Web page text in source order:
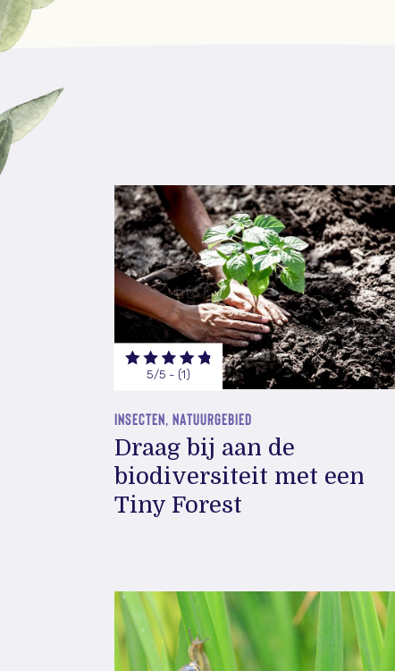
5/5 - (1)
INSECTEN, NATUURGEBIED
Draag bij aan de
biodiversiteit met een
Tiny Forest